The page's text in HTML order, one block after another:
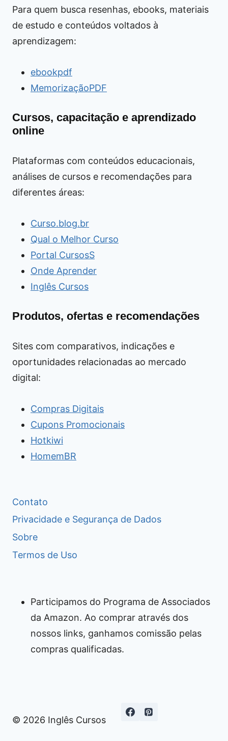
Para quem busca resenhas, ebooks, materiais
de estudo e conteúdos voltados à
aprendizagem:
ebookpdf
MemorizaçãoPDF
Cursos, capacitação e aprendizado
online
Plataformas com conteúdos educacionais,
análises de cursos e recomendações para
diferentes áreas:
Curso.blog.br
Qual o Melhor Curso
Portal CursosS
Onde Aprender
Inglês Cursos
Produtos, ofertas e recomendações
Sites com comparativos, indicações e
oportunidades relacionadas ao mercado
digital:
Compras Digitais
Cupons Promocionais
Hotkiwi
HomemBR
Contato
Privacidade e Segurança de Dados
Sobre
Termos de Uso
Participamos do Programa de Associados
da Amazon. Ao comprar através dos
nossos links, ganhamos comissão pelas
compras qualificadas.
© 2026 Inglês Cursos